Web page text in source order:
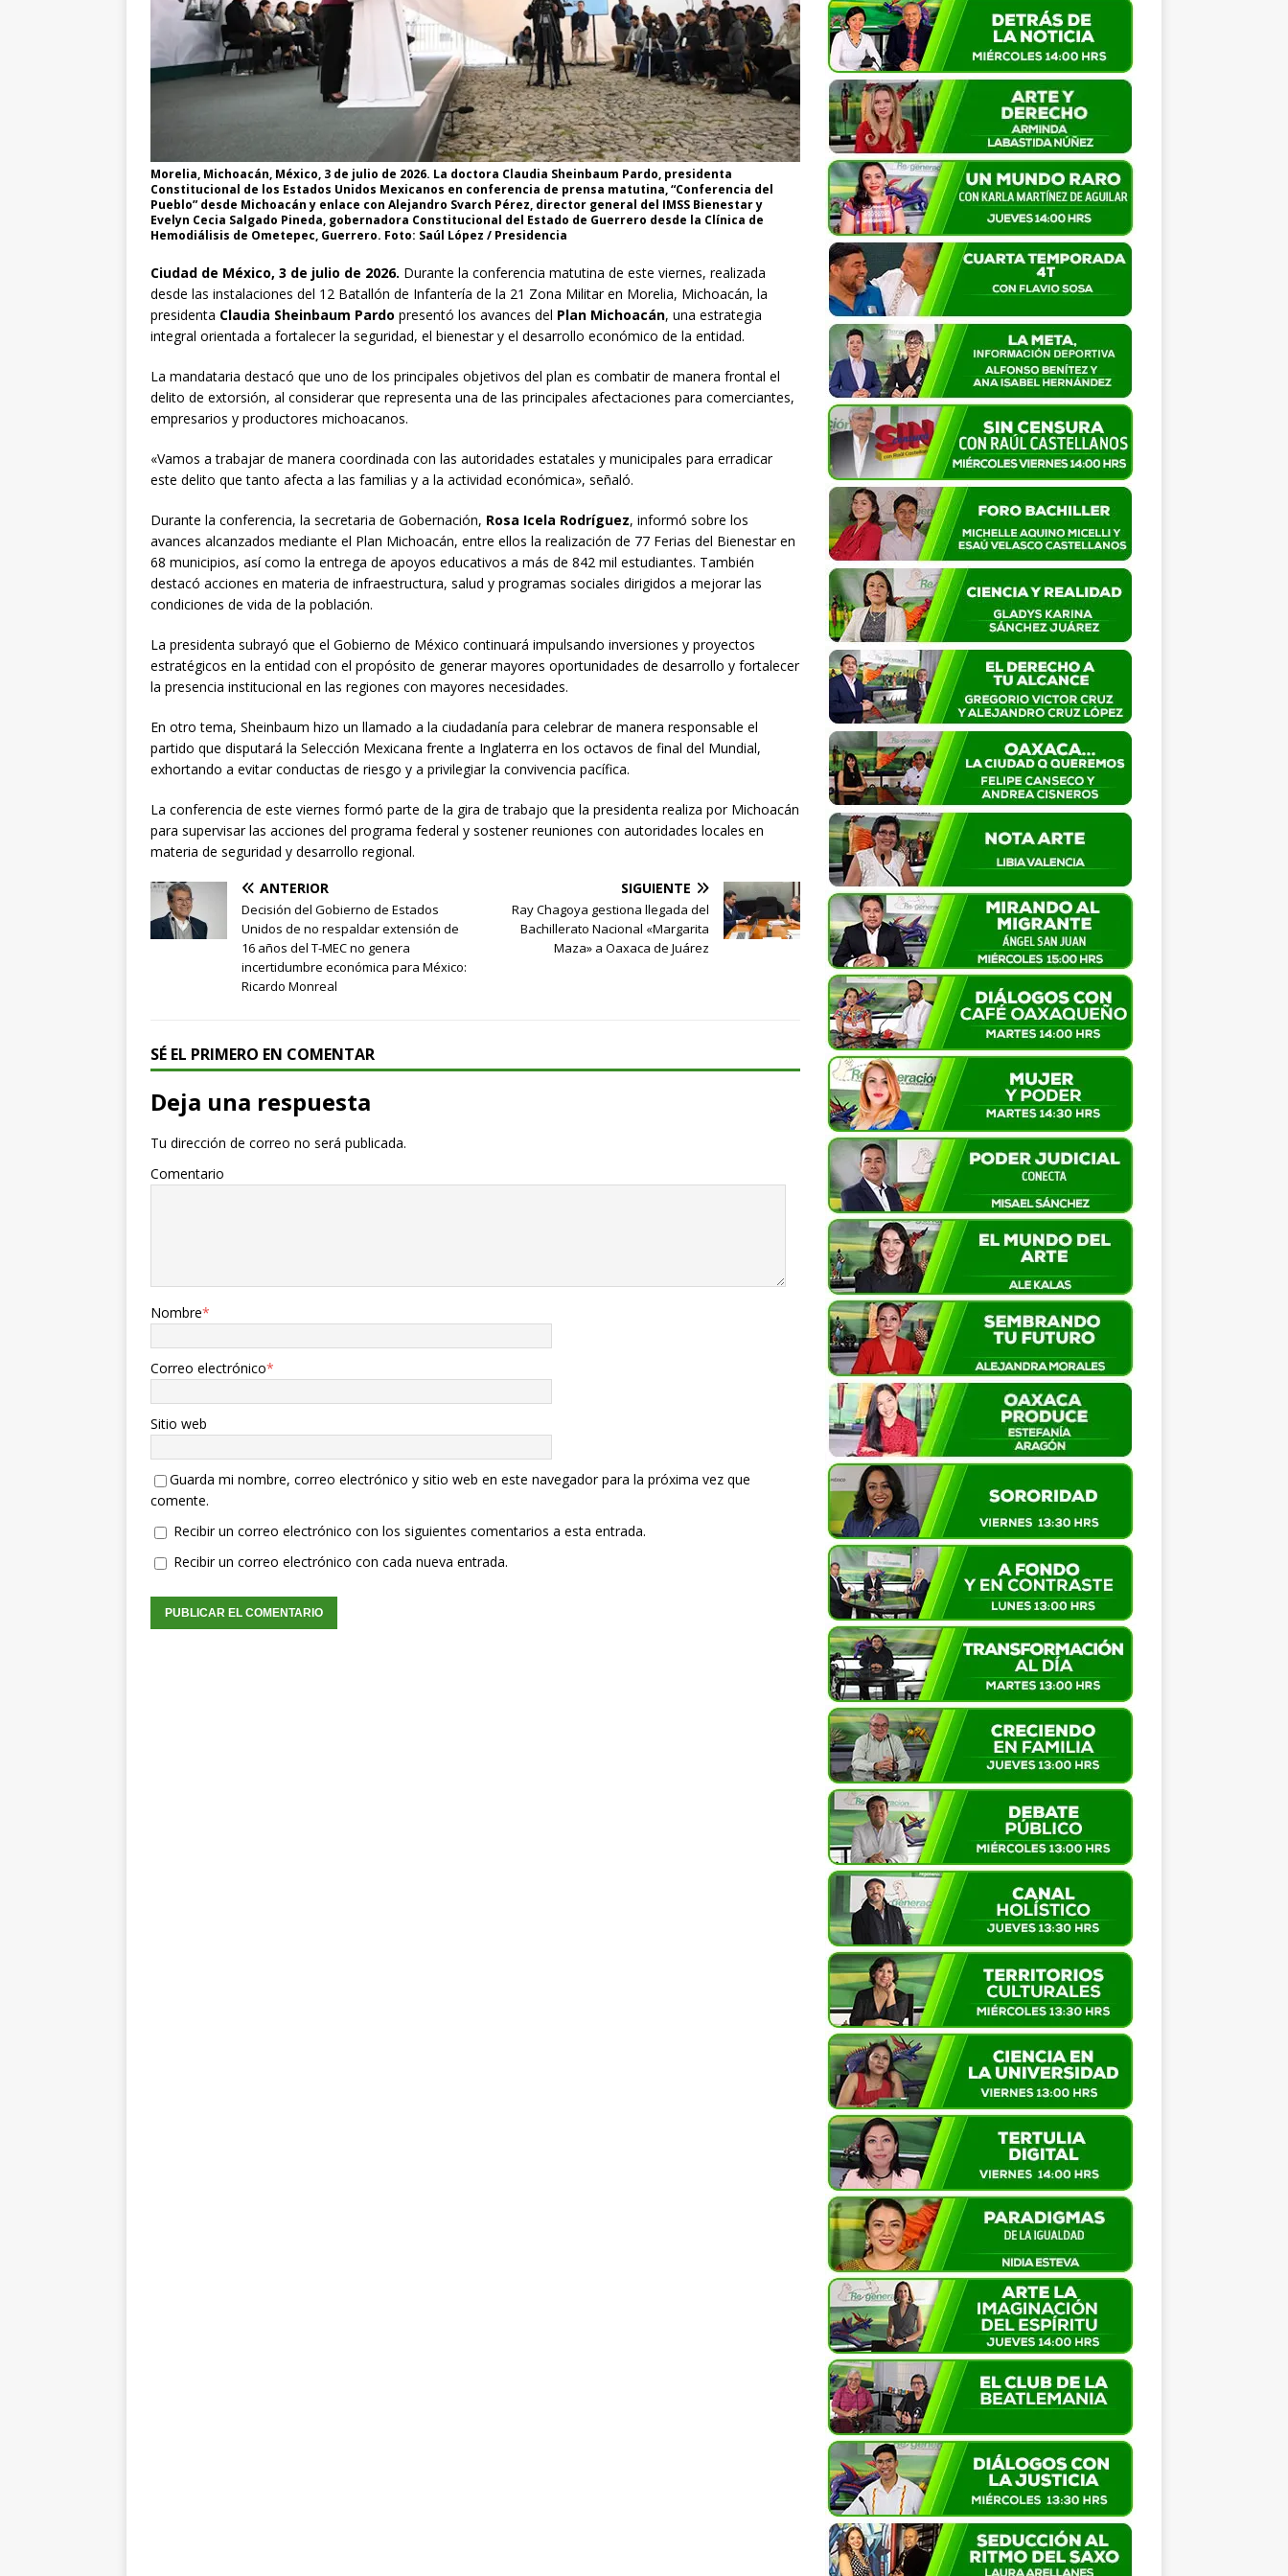
Morelia, Michoacán, México, 3 de julio de 2026. La doctora Claudia Sheinbaum Pardo, presidenta
Constitucional de los Estados Unidos Mexicanos en conferencia de prensa matutina, “Conferencia del
Pueblo” desde Michoacán y enlace con Alejandro Svarch Pérez, director general del IMSS Bienestar y
Evelyn Cecia Salgado Pineda, gobernadora Constitucional del Estado de Guerrero desde la Clínica de
Hemodiálisis de Ometepec, Guerrero. Foto: Saúl López / Presidencia
Ciudad de México, 3 de julio de 2026. Durante la conferencia matutina de este viernes, realizada
desde las instalaciones del 12 Batallón de Infantería de la 21 Zona Militar en Morelia, Michoacán, la
presidenta Claudia Sheinbaum Pardo presentó los avances del Plan Michoacán, una estrategia
integral orientada a fortalecer la seguridad, el bienestar y el desarrollo económico de la entidad.
La mandataria destacó que uno de los principales objetivos del plan es combatir de manera frontal el
delito de extorsión, al considerar que representa una de las principales afectaciones para comerciantes,
empresarios y productores michoacanos.
«Vamos a trabajar de manera coordinada con las autoridades estatales y municipales para erradicar
este delito que tanto afecta a las familias y a la actividad económica», señaló.
Durante la conferencia, la secretaria de Gobernación, Rosa Icela Rodríguez, informó sobre los
avances alcanzados mediante el Plan Michoacán, entre ellos la realización de 77 Ferias del Bienestar en
68 municipios, así como la entrega de apoyos educativos a más de 842 mil estudiantes. También
destacó acciones en materia de infraestructura, salud y programas sociales dirigidos a mejorar las
condiciones de vida de la población.
La presidenta subrayó que el Gobierno de México continuará impulsando inversiones y proyectos
estratégicos en la entidad con el propósito de generar mayores oportunidades de desarrollo y fortalecer
la presencia institucional en las regiones con mayores necesidades.
En otro tema, Sheinbaum hizo un llamado a la ciudadanía para celebrar de manera responsable el
partido que disputará la Selección Mexicana frente a Inglaterra en los octavos de final del Mundial,
exhortando a evitar conductas de riesgo y a privilegiar la convivencia pacífica.
La conferencia de este viernes formó parte de la gira de trabajo que la presidenta realiza por Michoacán
para supervisar las acciones del programa federal y sostener reuniones con autoridades locales en
materia de seguridad y desarrollo regional.
ANTERIOR
Decisión del Gobierno de Estados
Unidos de no respaldar extensión de
16 años del T-MEC no genera
incertidumbre económica para México:
Ricardo Monreal
SIGUIENTE
Ray Chagoya gestiona llegada del
Bachillerato Nacional «Margarita
Maza» a Oaxaca de Juárez
SÉ EL PRIMERO EN COMENTAR
Deja una respuesta
Tu dirección de correo no será publicada.
Comentario
Nombre*
Correo electrónico*
Sitio web
Guarda mi nombre, correo electrónico y sitio web en este navegador para la próxima vez que
comente.
Recibir un correo electrónico con los siguientes comentarios a esta entrada.
Recibir un correo electrónico con cada nueva entrada.